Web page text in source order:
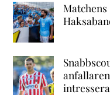
Matchens